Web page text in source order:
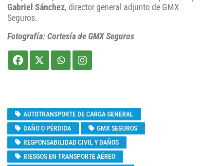
Gabriel Sánchez, director general adjunto de GMX
Seguros.
Fotografía: Cortesía de GMX Seguros
AUTOTRANSPORTE DE CARGA GENERAL
DAÑO O PÉRDIDA
GMX SEGUROS
RESPONSABILIDAD CIVIL Y DAÑOS
RIESGOS EN TRANSPORTE AÉREO